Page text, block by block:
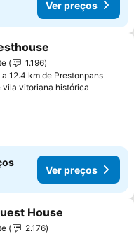
Ver preços
aos favoritos
1.196
a 12.4 km de Prestonpans
vila vitoriana histórica
Ver preços
aos favoritos
House
2.176